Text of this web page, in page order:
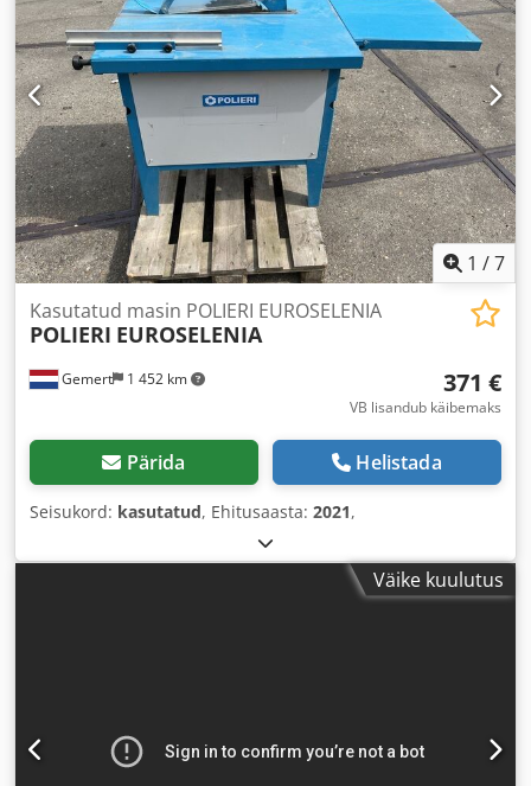
1 /7
Gemert 1 452 km
Kasutatud masin POLIERI EUROSELENIA
POLIERI EUROSELENIA
371 €
VB lisandub käibemaks
Pärida Helistada
Seisukord: kasutatud, Ehitusaasta: 2021,
Väike kuulutus